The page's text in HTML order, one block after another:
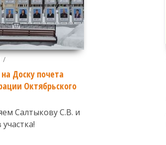
/
Доску почета
Октябрьского
Салтыкову С.В. и